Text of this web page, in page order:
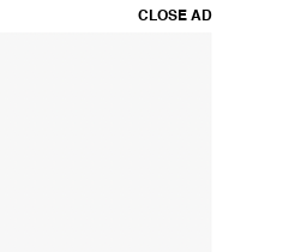
CLOSE AD